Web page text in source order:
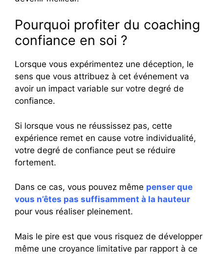
Pourquoi profiter du coaching
confiance en soi ?
Lorsque vous expérimentez une déception, le
sens que vous attribuez à cet événement va
avoir un impact variable sur votre degré de
confiance.
Si lorsque vous ne réussissez pas, cette
expérience remet en cause votre individualité,
votre degré de confiance peut se réduire
fortement.
Dans ce cas, vous pouvez même penser que
vous n’êtes pas suffisamment à la hauteur
pour vous réaliser pleinement.
Mais le pire est que vous risquez de développer
même une croyance limitative par rapport à ce